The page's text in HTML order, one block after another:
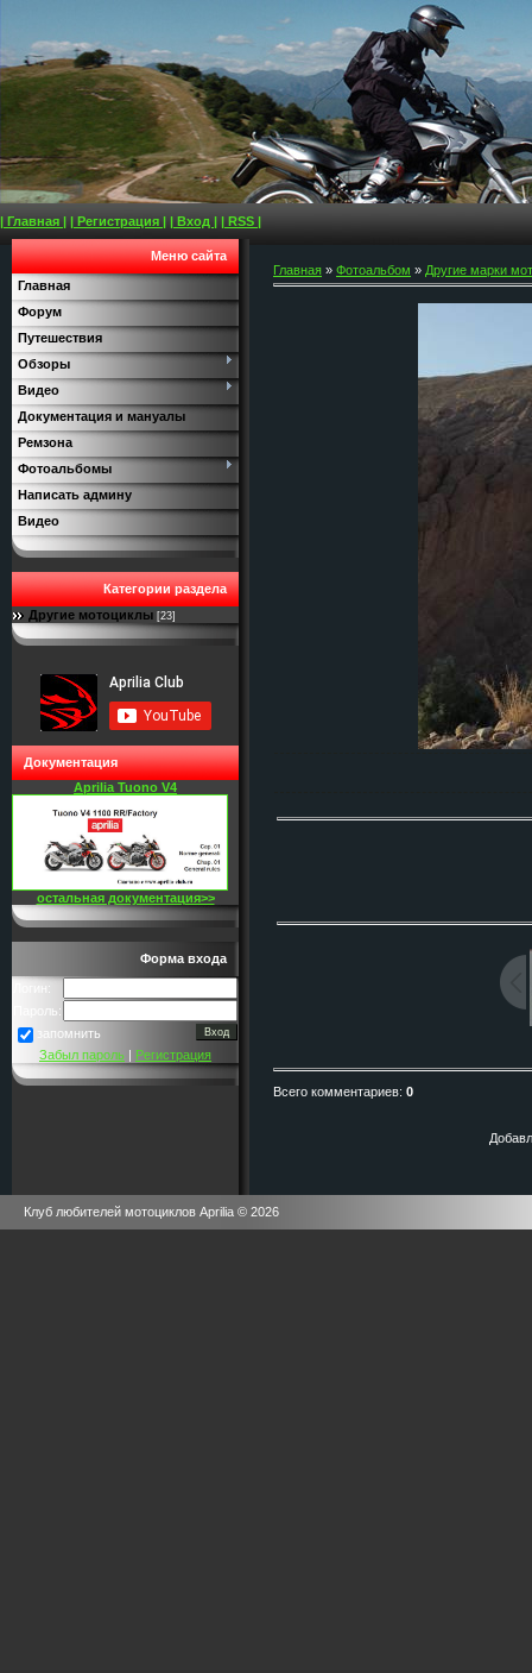
| Главная | | Регистрация | | Вход | | RSS |
Меню сайта
Главная
Форум
Путешествия
Обзоры
Видео
Документация и мануалы
Ремзона
Фотоальбомы
Написать админу
Видео
Категории раздела
Другие мотоциклы [23]
Документация
Aprilia Tuono V4
остальная документация>>
Форма входа
Логин:
Пароль:
запомнить
Забыл пароль | Регистрация
Главная » Фотоальбом » Другие марки
Всего комментариев: 0
Клуб любителей мотоциклов Aprilia © 2026